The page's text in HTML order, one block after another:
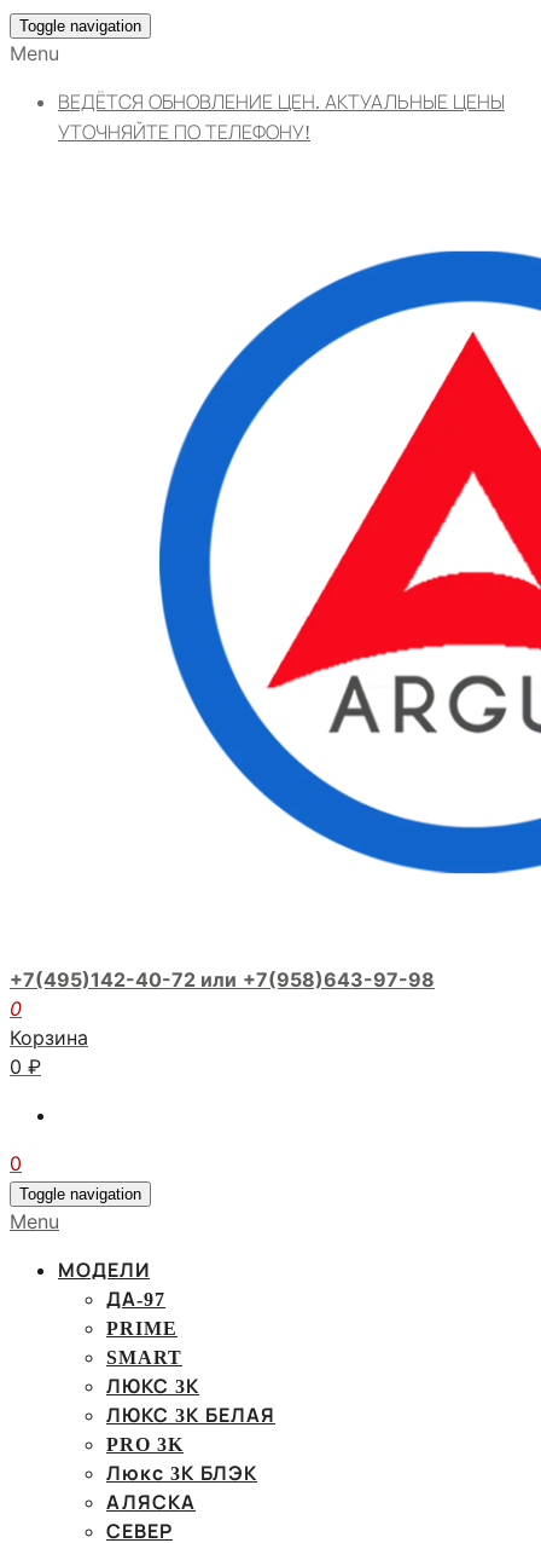
Toggle navigation
Menu
ВЕДЁТСЯ ОБНОВЛЕНИЕ ЦЕН. АКТУАЛЬНЫЕ ЦЕНЫ
УТОЧНЯЙТЕ ПО ТЕЛЕФОНУ!
+7(495)142-40-72 или +7(958)643-97-98
0
Корзина
0 ₽
0
Toggle navigation
Menu
МОДЕЛИ
ДА-97
PRIME
SMART
ЛЮКС 3К
ЛЮКС 3К БЕЛАЯ
PRO 3K
Люкс 3К БЛЭК
АЛЯСКА
СЕВЕР